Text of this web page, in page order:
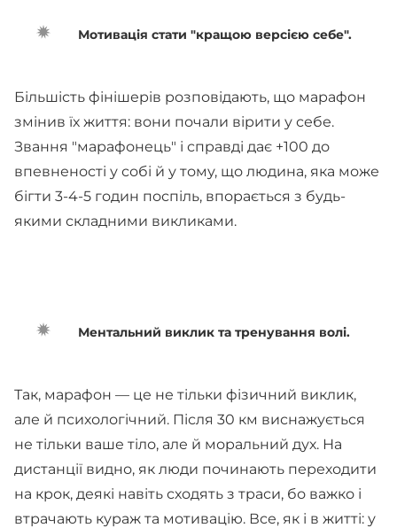
Мотивація стати "кращою версією себе".
Більшість фінішерів розповідають, що марафон
змінив їх життя: вони почали вірити у себе.
Звання "марафонець" і справді дає +100 до
впевненості у собі й у тому, що людина, яка може
бігти 3-4-5 годин поспіль, впорається з будь-
якими складними викликами.
Ментальний виклик та тренування волі.
Так, марафон — це не тільки фізичний виклик,
але й психологічний. Після 30 км виснажується
не тільки ваше тіло, але й моральний дух. На
дистанції видно, як люди починають переходити
на крок, деякі навіть сходять з траси, бо важко і
втрачають кураж та мотивацію. Все, як і в житті: у